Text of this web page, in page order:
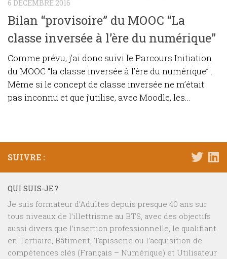
6 DÉCEMBRE 2016
Bilan “provisoire” du MOOC “La
classe inversée à l’ère du numérique”
Comme prévu, j’ai donc suivi le Parcours Initiation
du MOOC “la classe inversée à l’ère du numérique” .
Même si le concept de classe inversée ne m’était
pas inconnu et que j’utilise, avec Moodle, les...
SUIVRE :
QUI SUIS-JE ?
Je suis formateur d’Adultes depuis presque 40 ans sur
tous niveaux de l’illettrisme au BTS, avec des objectifs
aussi divers que l’insertion professionnelle, le qualifiant
en Tertiaire, Bâtiment, Tapisserie ou l’acquisition de
compétences clés (Français – Numérique) et Utilisateur